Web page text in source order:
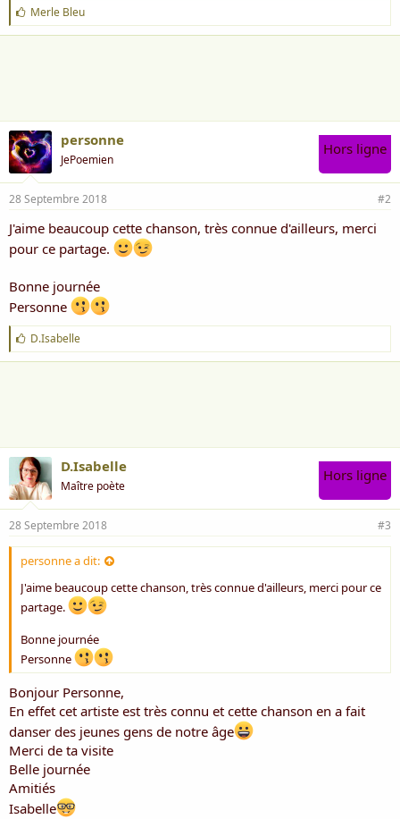
J
'
a
Merle Bleu
personne
JePoemien
Hors ligne
28 Septembre 2018 #2
J'aime beaucoup cette chanson, très connue d'ailleurs, merci
pour ce partage.
Bonne journée
Personne
J
'
a
D.Isabelle
D.Isabelle
Maître poète
Hors ligne
28 Septembre 2018 #3
personne a dit:
J'aime beaucoup cette chanson, très connue d'ailleurs, merci pour ce
partage.
Bonne journée
Personne
Bonjour Personne,
En effet cet artiste est très connu et cette chanson en a fait
danser des jeunes gens de notre âge
Merci de ta visite
Belle journée
Amitiés
Isabelle